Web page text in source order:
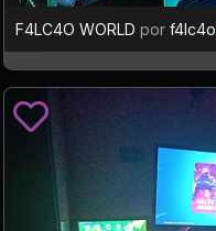
F4LC4O WORLD por f4lc4o